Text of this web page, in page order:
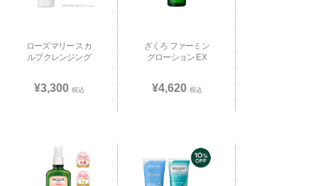
ローズマリー スカ
ルプクレンジング
¥3,300 税込
ざくろ ファーミン
グローション EX
¥4,620 税込